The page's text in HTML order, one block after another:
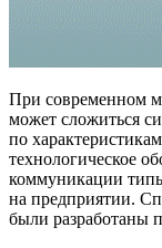
При современном
может сложиться
по
технологическое
коммуникации
на предприятии.
были разработаны